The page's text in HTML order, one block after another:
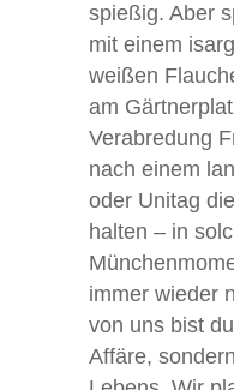
spießig. Aber
mit einem
weißen
am
Verabredung
nach einem
oder Unitag
halten – in
immer wieder
von uns bist
Affäre,